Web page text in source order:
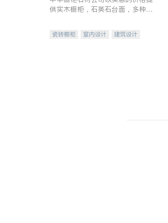
供实木橱柜，石英石台面，多种优
机。品质厨房，家的选择。
瓷砖橱柜 室内设计
建筑设计